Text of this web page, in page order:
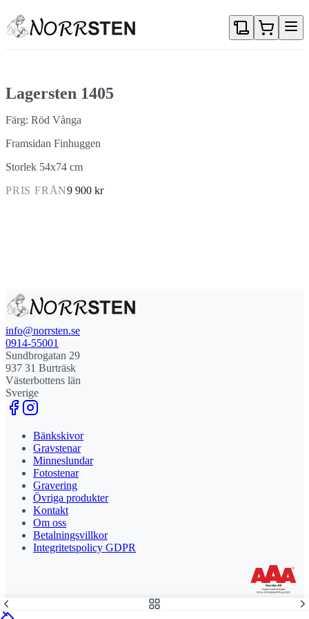
Lagersten 1405
Färg: Röd Vånga
Framsidan Finhuggen
Storlek 54x74 cm
PRIS FRÅN9 900 kr
info@norrsten.se
0914-55001
Sundbrogatan 29
937 31 Burträsk
Västerbottens län
Sverige
Bänkskivor
Gravstenar
Minneslundar
Fotostenar
Gravering
Övriga produkter
Kontakt
Om oss
Betalningsvillkor
Integritetspolicy GDPR
Stolt leverantör och delägare till Steny AB